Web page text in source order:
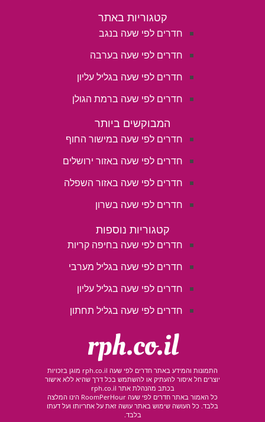
קטגוריות באתר
חדרים לפי שעה בנגב
חדרים לפי שעה בערבה
חדרים לפי שעה בגליל עליון
חדרים לפי שעה ברמת הגולן
המבוקשים ביותר
חדרים לפי שעה במישור החוף
חדרים לפי שעה באזור ירושלים
חדרים לפי שעה באזור השפלה
חדרים לפי שעה בשרון
קטגוריות נוספות
חדרים לפי שעה בחיפה קריות
חדרים לפי שעה בגליל מערבי
חדרים לפי שעה בגליל עליון
חדרים לפי שעה בגליל תחתון
rph.co.il
התמונות והמידע באתר חדרים לפי שעה rph.co.il מוגן בזכויות
יוצרים חל איסור להעתיק או להשתמש בכל דרך שהיא ללא אישור
בכתב מהנהלת אתר rph.co.il
כל האמור באתר חדרים לפי שעה RoomPerHour הינו המלצה
בלבד. כל העושה שימוש באתר עושה זאת על אחריותו ועל דעתו
בלבד.